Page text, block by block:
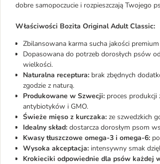
dobre samopoczucie i rozpieszczają Twojego
Właściwości Bozita Original Adult Classic:
Zbilansowana karma sucha jakości
Dopasowana do potrzeb dorosłych psów
wielkości.
Naturalna receptura: brak zbędnych
zgodzie z naturą.
Produkowane w Szwecji: proces
antybiotyków i GMO.
Świeże mięso z kurczaka: ze szwedzkich
Idealny skład: dostarcza dorosłym psom
Kwasy tłuszczowe omega-3 i omega-6:
Wysoka akceptacja: intensywny smak
Krokieciki odpowiednie dla psów każdej